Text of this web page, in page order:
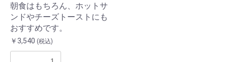
朝食はもちろん、ホットサ
ンドやチーズトーストにも
おすすめです。
￥3,540 (税込)